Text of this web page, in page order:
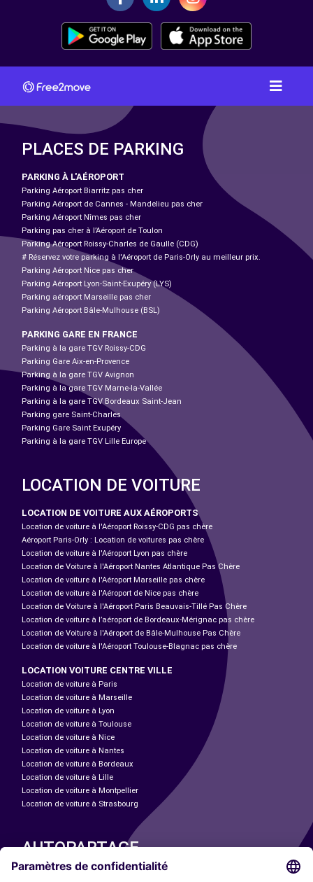
PLACES DE PARKING
PARKING À L'AÉROPORT
Parking Aéroport Biarritz pas cher
Parking Aéroport de Cannes - Mandelieu pas cher
Parking Aéroport Nîmes pas cher
Parking pas cher à l’Aéroport de Toulon
Parking Aéroport Roissy-Charles de Gaulle (CDG)
# Réservez votre parking à l'Aéroport de Paris-Orly au meilleur prix.
Parking Aéroport Nice pas cher
Parking Aéroport Lyon-Saint-Exupéry (LYS)
Parking aéroport Marseille pas cher
Parking Aéroport Bâle-Mulhouse (BSL)
PARKING GARE EN FRANCE
Parking à la gare TGV Roissy-CDG
Parking Gare Aix-en-Provence
Parking à la gare TGV Avignon
Parking à la gare TGV Marne-la-Vallée
Parking à la gare TGV Bordeaux Saint-Jean
Parking gare Saint-Charles
Parking Gare Saint Exupéry
Parking à la gare TGV Lille Europe
LOCATION DE VOITURE
LOCATION DE VOITURE AUX AÉROPORTS
Location de voiture à l'Aéroport Roissy-CDG pas chère
Aéroport Paris-Orly : Location de voitures pas chère
Location de voiture à l'Aéroport Lyon pas chère
Location de Voiture à l'Aéroport Nantes Atlantique Pas Chère
Location de voiture à l'Aéroport Marseille pas chère
Location de voiture à l'Aéroport de Nice pas chère
Location de Voiture à l'Aéroport Paris Beauvais-Tillé Pas Chère
Location de voiture à l’aéroport de Bordeaux-Mérignac pas chère
Location de Voiture à l'Aéroport de Bâle-Mulhouse Pas Chère
Location de voiture à l'Aéroport Toulouse-Blagnac pas chère
LOCATION VOITURE CENTRE VILLE
Location de voiture à Paris
Location de voiture à Marseille
Location de voiture à Lyon
Location de voiture à Toulouse
Location de voiture à Nice
Location de voiture à Nantes
Location de voiture à Bordeaux
Location de voiture à Lille
Location de voiture à Montpellier
Location de voiture à Strasbourg
AUTOPARTAGE